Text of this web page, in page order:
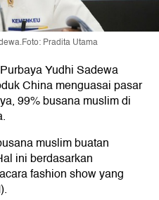
Pradita Utama
Yudhi Sadewa
China menguasai pasar
99% busana muslim di
muslim buatan
ini berdasarkan
fashion show yang